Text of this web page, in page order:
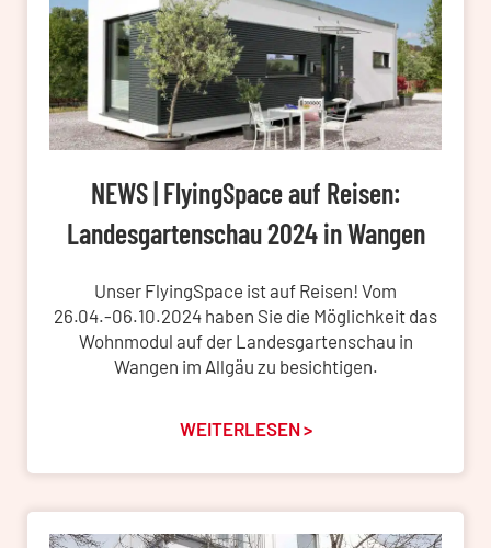
NEWS | FlyingSpace auf Reisen:
Landesgartenschau 2024 in Wangen
Unser FlyingSpace ist auf Reisen! Vom
26.04.-06.10.2024 haben Sie die Möglichkeit das
Wohnmodul auf der Landesgartenschau in
Wangen im Allgäu zu besichtigen.
WEITERLESEN >